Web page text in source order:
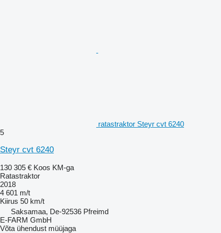
ratastraktor Steyr cvt 6240
5
Steyr cvt 6240
130 305 € Koos KM-ga
Ratastraktor
2018
4 601 m/t
Kiirus 50 km/t
Saksamaa, De-92536 Pfreimd
E-FARM GmbH
Võta ühendust müüjaga